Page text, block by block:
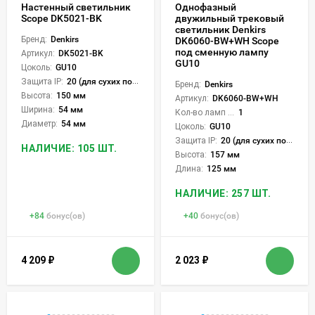
Настенный светильник
Scope DK5021-BK
Бренд: Denkirs
Артикул: DK5021-BK
Цоколь: GU10
Защита IP: 20 (для сухих пом.)
Высота: 150 мм
Ширина: 54 мм
Диаметр: 54 мм
НАЛИЧИЕ: 105 ШТ.
+84 бонус(ов)
4 209 ₽
Однофазный
двужильный трековый
светильник Denkirs
DK6060-BW+WH Scope
под сменную лампу
GU10
Бренд: Denkirs
Артикул: DK6060-BW+WH
1
Цоколь: GU10
Защита IP: 20 (для сухих пом.)
Высота: 157 мм
Длина: 125 мм
НАЛИЧИЕ: 257 ШТ.
+40 бонус(ов)
2 023 ₽